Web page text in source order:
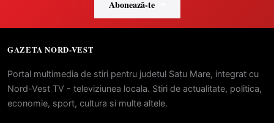
Abonează-te
GAZETA NORD-VEST
Portal multimedia de stiri pentru judetul Satu Mare, integrat cu
Nord-Vest TV - televiziunea locala. Stiri de actualitate, politica,
economie, sport, cultura si multe altele.